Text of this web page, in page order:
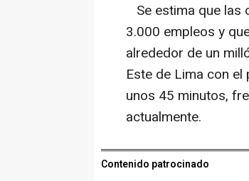
Se estima que las
3.000 empleos y
alrededor de un
Este de Lima con el
unos 45 minutos,
actualmente.
Contenido patrocinado